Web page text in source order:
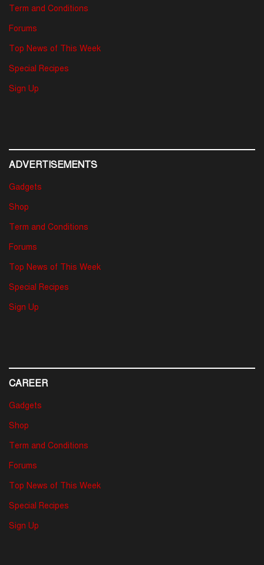
Term and Conditions
Forums
Top News of This Week
Special Recipes
Sign Up
ADVERTISEMENTS
Gadgets
Shop
Term and Conditions
Forums
Top News of This Week
Special Recipes
Sign Up
CAREER
Gadgets
Shop
Term and Conditions
Forums
Top News of This Week
Special Recipes
Sign Up